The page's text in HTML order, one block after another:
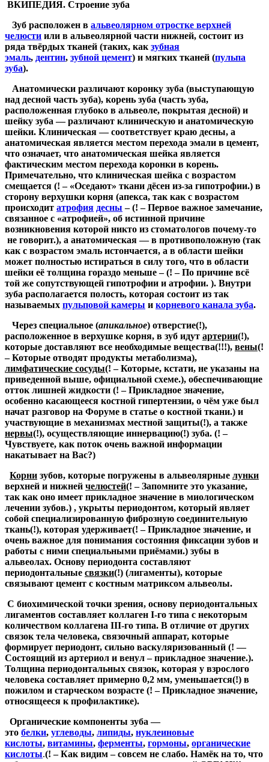
ВКИПЕДИЯ. Строение зуба
Зуб расположен в альвеолярном отростке верхней
челюсти или в альвеолярной части нижней, состоит из
ряда твёрдых тканей (таких, как зубная
эмаль, дентин, зубной цемент) и мягких тканей (пульпа
зуба).
Анатомически различают коронку зуба (выступающую
над десной часть зуба), корень зуба (часть зуба,
расположенная глубоко в альвеоле, покрытая десной) и
шейку зуба — различают клиническую и анатомическую
шейки. Клиническая — соответствует краю десны, а
анатомическая является местом перехода эмали в цемент,
что означает, что анатомическая шейка является
фактическим местом перехода коронки в корень.
Примечательно, что клиническая шейка с возрастом
смещается (! – «Оседают» ткани дёсен из-за гипотрофии.) в
сторону верхушки корня (апекса, так как с возрастом
происходит атрофия десны –(! – Первое важное замечание,
связанное с «атрофией», об истинной причине
возникновения которой никто из стоматологов почему-то
не говорит.), а анатомическая — в противоположную (так
как с возрастом эмаль истончается, а в области шейки
может полностью истираться в силу того, что в области
шейки её толщина гораздо меньше –(! – По причине всё
той же сопутствующей гипотрофии и атрофии. ). Внутри
зуба располагается полость, которая состоит из так
называемых пульповой камеры и корневого канала зуба.
Через специальное (апикальное) отверстие(!),
расположенное в верхушке корня, в зуб идут артерии(!),
которые доставляют все необходимые вещества(!!!), вены(!
– Которые отводят продукты метаболизма),
лимфатические сосуды(! – Которые, кстати, не указаны на
приведенной выше, официальной схеме.), обеспечивающие
отток лишней жидкости (! – Прикладное значение,
особенно касающееся костной гипертензии, о чём уже был
начат разговор на Форуме в статье о костной ткани.) и
участвующие в механизмах местной защиты(!), а также
нервы(!), осуществляющие иннервацию(!) зуба. (! –
Чувствуете, как поток очень важной информации
накатывает на Вас?)
Корни зубов, которые погружены в альвеолярные лунки
верхней и нижней челюстей(! – Запомните это указание,
так как оно имеет прикладное значение в миологическом
лечении зубов.) , укрыты периодонтом, который являет
собой специализированную фиброзную соединительную
ткань(!), которая удерживает(! – Прикладное значение, и
очень важное для понимания состояния фиксации зубов и
работы с ними специальными приёмами.) зубы в
альвеолах. Основу периодонта составляют
периодонтальные связки(!) (лигаменты), которые
связывают цемент с костным матриксом альвеолы.
С биохимической точки зрения, основу периодонтальных
лигаментов составляет коллаген I-го типа с некоторым
количеством коллагена III-го типа. В отличие от других
связок тела человека, связочный аппарат, которые
формирует периодонт, сильно васкуляризованный (! —
Состоящий из артериол и венул – прикладное значение.).
Толщина периодонтальных связок, которая у взрослого
человека составляет примерно 0,2 мм, уменьшается(!) в
пожилом и старческом возрасте (! – Прикладное значение,
относящееся к профилактике).
Органические компоненты зуба —
это белки, углеводы, липиды, нуклеиновые
кислоты, витамины, ферменты, гормоны, органические
кислоты.(! – Как видим – совсем не слабо. Намёк на то, что